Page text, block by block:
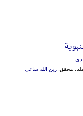
زین الله ساغی